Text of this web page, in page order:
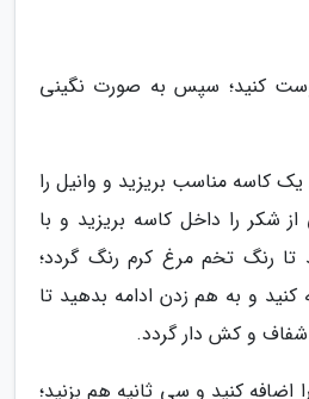
کنید؛ سپس به صورت نگینی
کاسه مناسب بریزید و وانیل را
شکر را داخل کاسه بریزید و با
تا رنگ تخم مرغ کرم رنگ گردد؛
و به هم زدن ادامه بدهید تا
و کش دار گردد.
اضافه کنید و سی ثانیه هم بزنید؛